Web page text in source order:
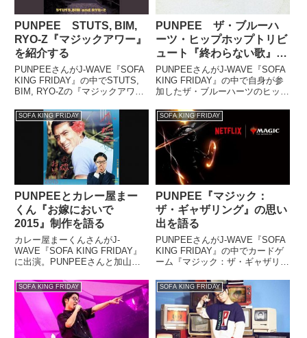
PUNPEE STUTS, BIM,
RYO-Z『マジックアワー』
を紹介する
PUNPEEさんがJ-WAVE『SOFA
KING FRIDAY』の中でSTUTS,
BIM, RYO-Zの『マジックアワ
ックアワー』STUTS, BIM, RYO-
ZDownload, Streaming p...
PUNPEE ザ・ブルーハ
ーツ・ヒップホップトリビ
ュート『終わらない歌』を
語る
PUNPEEさんがJ-WAVE『SOFA
KING FRIDAY』の中で自身が参
加したザ・ブルーハーツのヒップ
『終わらない歌』について話して
いました。（PUNPEE）お送り
したのは『TRAIN-TRAIN』。
ブ...
SOFA KING FRIDAY
PUNPEEとカレー屋まー
くん『お嫁においで
2015』制作を語る
カレー屋まーくんさんがJ-
WAVE『SOFA KING FRIDAY』
に出演。PUNPEEさんと加山雄
クスを制作したきっかけについて
話していました。（PUNPEE）
はい。というわけで『SOFA
KING FRI...
SOFA KING FRIDAY
PUNPEE『マジック：
ザ・ギャザリング』の思い
出を語る
PUNPEEさんがJ-WAVE『SOFA
KING FRIDAY』の中でカードゲ
ーム『マジック：ザ・ギャザリン
（PUNPEE）最近、ネットで見
て熱かった記事なんですけど「ギ
ャザリング」つながりということ
で。『マ...
SOFA KING FRIDAY SOFA KING FRIDAY